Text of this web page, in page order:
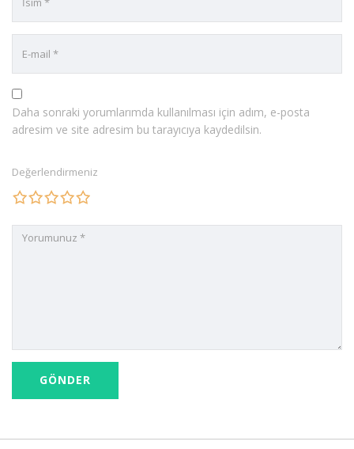
Daha sonraki yorumlarımda kullanılması için adım, e-posta
adresim ve site adresim bu tarayıcıya kaydedilsin.
Değerlendirmeniz